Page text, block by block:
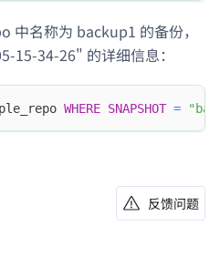
中名称为 backup1 的备份，
15-34-26" 的详细信息：
WHERE SNAPSHOT =
反馈问题